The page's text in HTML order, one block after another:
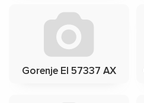
Gorenje EI 57337 AX